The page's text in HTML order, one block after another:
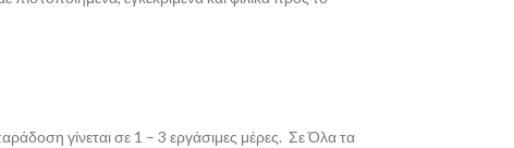
γίνεται σε 1 – 3 εργάσιμες μέρες. Σε Όλα τα